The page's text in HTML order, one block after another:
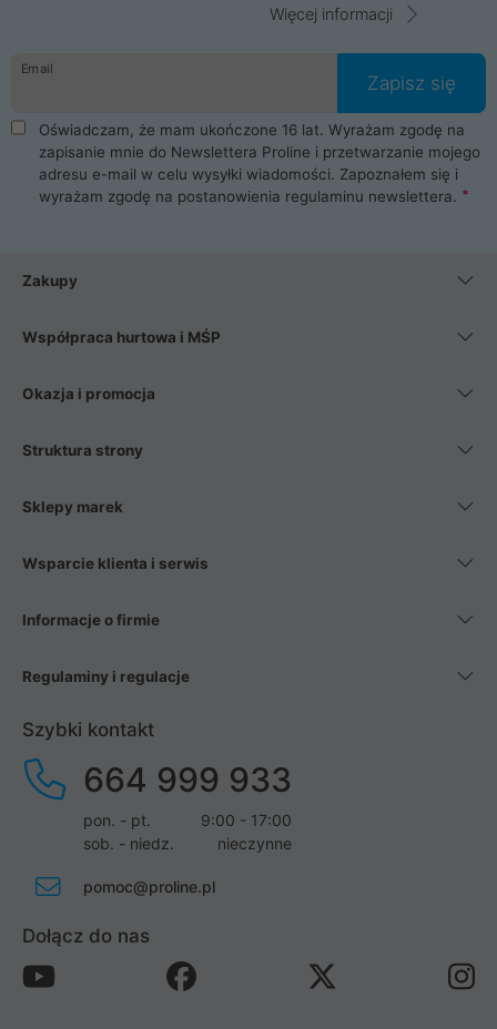
komunikacja ze sklepem komputerowym ProLine jest
danych osobowych. Dlatego zakup notebooka albo laptopa w
ProLine to czysta przyjemność i pełne bezpieczeństwo.
Zaopatrzysz się u nas w akcesoria i części komputerowe
takie jak procesory, karty graficzne, płyty główne, pamięci,
dyski SSD, M.2 oraz HDD. Nasi pracownicy pomogą Ci wybrać
najlepszy zasilacz komputerowy oraz obudowę do komputera.
Poza komputerami mamy również najlepsze na rynku
Smartfony takich producentów jak Xiaomi, Apple, Samsung i
wentylatory. Na koniec mając już to wszystko, możesz
Więcej informacji
Email
Zapisz się
Oświadczam, że mam ukończone 16 lat. Wyrażam zgodę na
zapisanie mnie do Newslettera Proline i przetwarzanie mojego
adresu e-mail w celu wysyłki wiadomości. Zapoznałem się i
wyrażam zgodę na postanowienia regulaminu newslettera.
Zakupy
Współpraca hurtowa i MŚP
Okazja i promocja
Struktura strony
Sklepy marek
Wsparcie klienta i serwis
Informacje o firmie
Regulaminy i regulacje
Szybki kontakt
664 999 933
pon. - pt.
9:00 - 17:00
sob. - niedz.
nieczynne
pomoc@proline.pl
Dołącz do nas